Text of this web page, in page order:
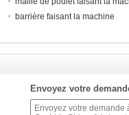
barrière faisant la machine
Envoyez votre